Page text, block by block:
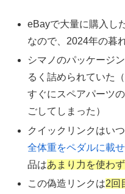
eBayで大量に購入し
なので、2024年の暮
シマノのパッケージ
るく詰められていた
すぐにスペアパーツ
ごしてしまった）
クイックリンクはい
全体重をペダルに載
品はあまり力を使わ
この偽造リンクは2回